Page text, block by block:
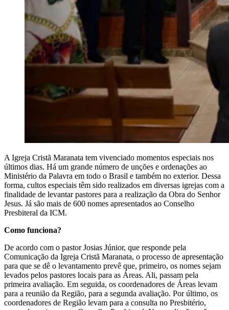
A Igreja Cristã Maranata tem vivenciado momentos especiais nos
últimos dias. Há um grande número de unções e ordenações ao
Ministério da Palavra em todo o Brasil e também no exterior. Dessa
forma, cultos especiais têm sido realizados em diversas igrejas com a
finalidade de levantar pastores para a realização da Obra do Senhor
Jesus. Já são mais de 600 nomes apresentados ao Conselho
Presbiteral da ICM.
Como funciona?
De acordo com o pastor Josias Júnior, que responde pela
Comunicação da Igreja Cristã Maranata, o processo de apresentação
para que se dê o levantamento prevê que, primeiro, os nomes sejam
levados pelos pastores locais para as Áreas. Ali, passam pela
primeira avaliação. Em seguida, os coordenadores de Áreas levam
para a reunião da Região, para a segunda avaliação. Por último, os
coordenadores de Região levam para a consulta no Presbitério,